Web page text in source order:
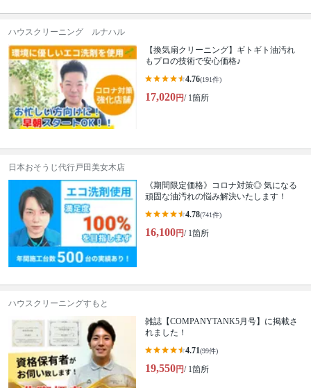
ハウスクリーニング ルナハル
【換気扇クリーニング】ギトギト油汚れ
もプロの技術で安心価格♪
4.76(191件)
17,020円/ 1箇所
日本おそうじ代行戸田美女木店
《期間限定価格》コロナ対策◎ 気になる
頑固な油汚れの悩み解決いたします！
4.78(741件)
16,100円/ 1箇所
ハウスクリーニングすもと
雑誌【COMPANYTANK5月号】に掲載さ
れました！
4.71(99件)
19,550円/ 1箇所